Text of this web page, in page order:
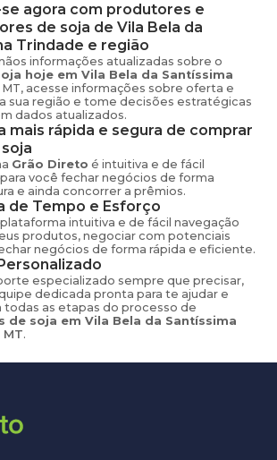
agora com produtores e
de soja de Vila Bela da
Trindade e região
informações atualizadas sobre o
hoje em Vila Bela da Santíssima
MT, acesse informações sobre oferta e
sua região e tome decisões estratégicas
dados atualizados.
mais rápida e segura de comprar
soja
Grão Direto é intuitiva e de fácil
você fechar negócios de forma
e ainda concorrer a prêmios.
de Tempo e Esforço
intuitiva e de fácil navegação
produtos, negociar com potenciais
negócios de forma rápida e eficiente.
especializado sempre que precisar,
dedicada pronta para te ajudar e
todas as etapas do processo de
de soja em Vila Bela da Santíssima
MT.